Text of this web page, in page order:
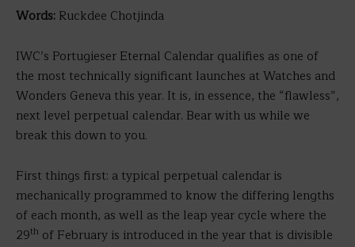
Words: Ruckdee Chotjinda
IWC’s Portugieser Eternal Calendar qualifies as one of
the most technically significant launches at Watches and
Wonders Geneva this year. It is, in essence, the “flawless”,
next level perpetual calendar. Bear with us while we
break this down to you.
First things first: a typical perpetual calendar is
mechanically programmed to know the differing lengths
of each month, as well as the leap year cycle where the
29th of February is introduced in the year that is divisible